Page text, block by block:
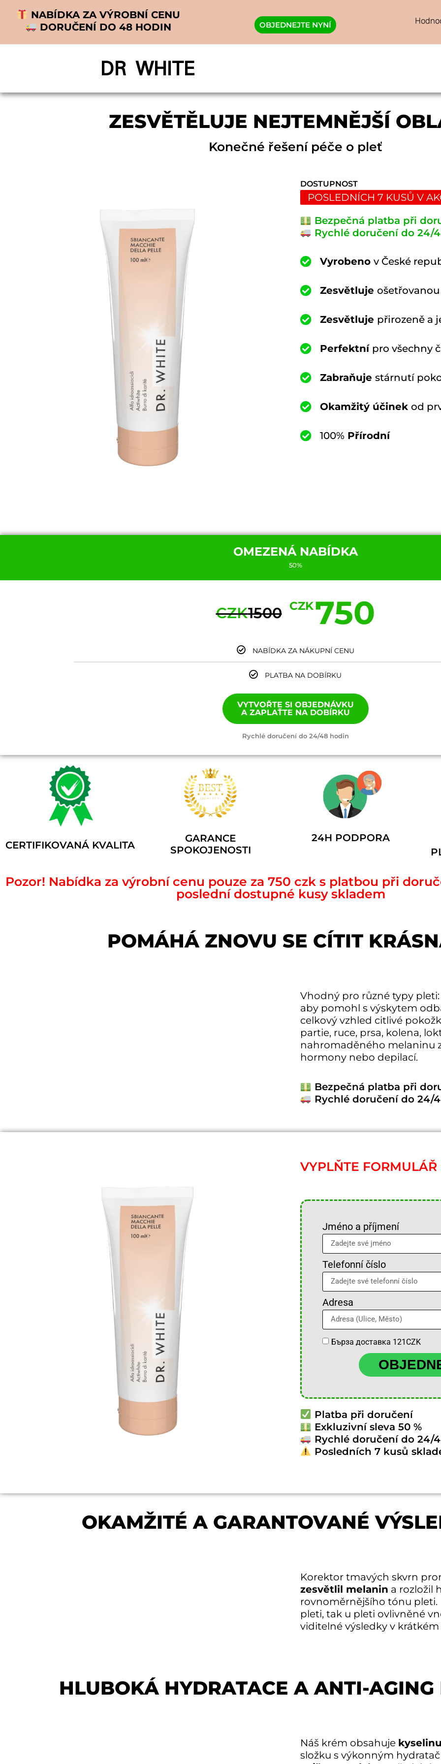
NABÍDKA ZA VÝROBNÍ CENU
DORUČENÍ DO 48 HODIN
OBJEDNEJTE NYNÍ
DR WHITE
ZESVĚTĚLUJE NEJTEMNĚJŠÍ
Konečné řešení péče o pleť
DOSTUPNOST
POSLEDNÍCH 7 KUSŮ V
Bezpečná platba při
Rychlé doručení do 24/
Vyrobeno v České
Zesvětluje
Zesvětluje přirozeně a
Perfektní pro všechny
Zabraňuje stárnutí
Okamžitý účinek od
100% Přírodní
OMEZENÁ NABÍDKA
50%
CZK1500 CZK750
NABÍDKA ZA NÁKUPNÍ CENU
PLATBA NA DOBÍRKU
VYTVOŘTE SI OBJEDNÁVKU
A ZAPLAŤTE NA DOBÍRKU
Rychlé doručení do 24/48 hodin
CERTIFIKOVANÁ KVALITA
GARANCE
SPOKOJENOSTI
24H PODPORA
Pozor! Nabídka za výrobní cenu pouze za 750 czk s platbou při
poslední dostupné kusy skladem
POMÁHÁ ZNOVU SE CÍTIT
Vhodný pro různé typy
aby pomohl s výskytem
celkový vzhled citlivé
partie, ruce, prsa, kolena,
nahromaděného melaninu
hormony nebo depilací.
Bezpečná platba při
Rychlé doručení do 24/
VYPLŇTE FORMULÁŘ
Jméno a příjmení
Telefonní číslo
Adresa
Бърза доставка 121CZK
Platba při doručení
Exkluzivní sleva 50 %
Rychlé doručení do 24/
Posledních 7 kusů
OKAMŽITÉ A GARANTOVANÉ
Korektor tmavých skvrn
zesvětlil melanin a rozložil
rovnoměrnějšího tónu pleti.
pleti, tak u pleti ovlivněné
viditelné výsledky v krátkém
HLUBOKÁ HYDRATACE A ANTI-AGING
Náš krém obsahuje
složku s výkonným